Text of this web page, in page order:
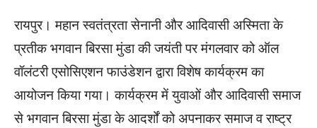
रायपुर। महान स्वतंत्रता सेनानी और आदिवासी अस्मिता के
प्रतीक भगवान बिरसा मुंडा की जयंती पर मंगलवार को ऑल
वॉलंटरी एसोसिएशन फाउंडेशन द्वारा विशेष कार्यक्रम का
आयोजन किया गया। कार्यक्रम में युवाओं और आदिवासी समाज
से भगवान बिरसा मुंडा के आदर्शों को अपनाकर समाज व राष्ट्र